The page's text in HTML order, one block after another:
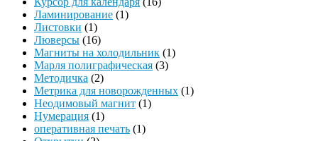
Ламинирование (1)
Листовки (1)
Люверсы (16)
Магниты на холодильник (1)
Марля полиграфическая (3)
Методичка (2)
Метрика для новорожденных (1)
Неодимовый магнит (1)
Нумерация (1)
оперативная печать (1)